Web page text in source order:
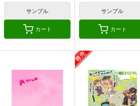
サンプル
カート
サンプル
カート